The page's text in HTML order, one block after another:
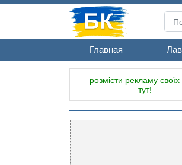
Главная
розмісти рекламу своїх
тут!